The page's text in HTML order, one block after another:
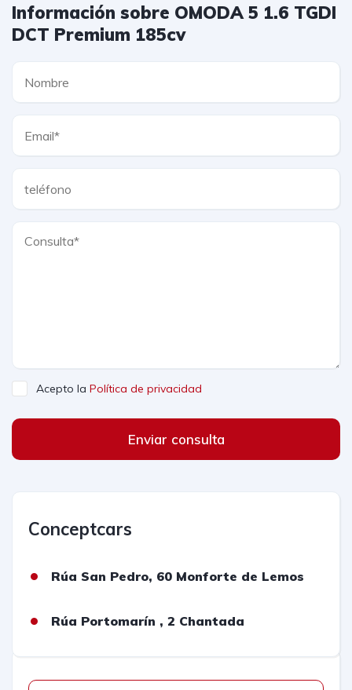
Información sobre OMODA 5 1.6 TGDI
DCT Premium 185cv
Acepto la Política de privacidad
Enviar consulta
Conceptcars
Rúa San Pedro, 60 Monforte de Lemos
Rúa Portomarín , 2 Chantada